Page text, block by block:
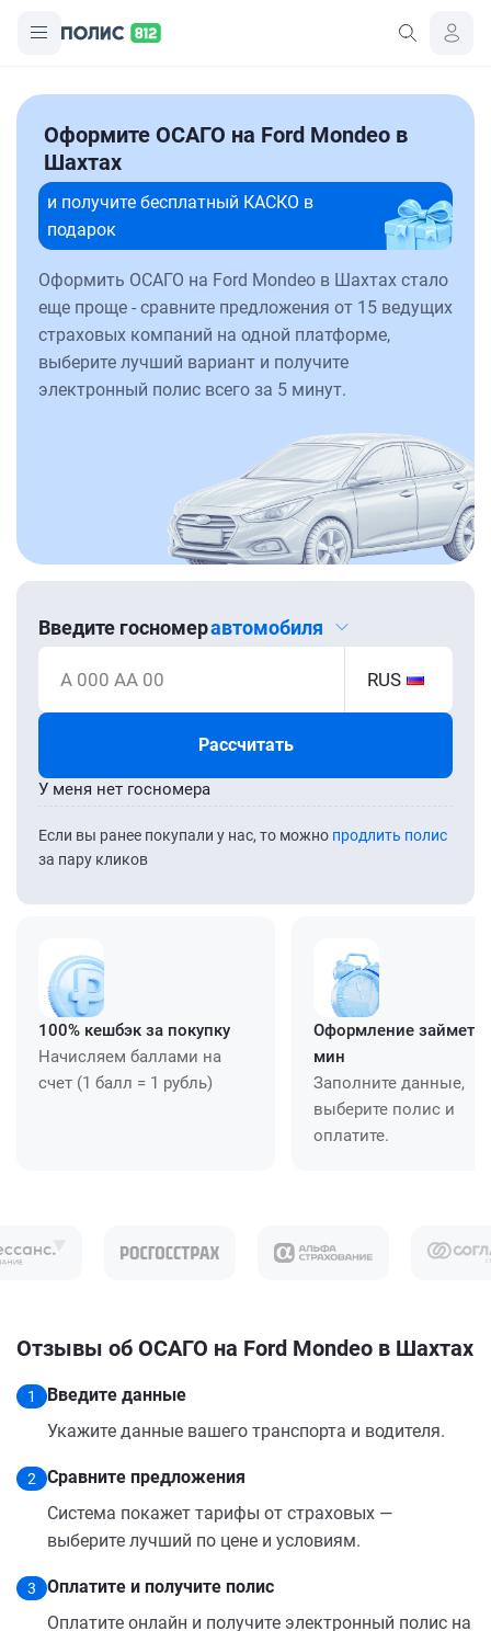
Оформите ОСАГО на Ford Mondeo в
Шахтах
и получите бесплатный КАСКО в
подарок
Оформить ОСАГО на Ford Mondeo в Шахтах стало
еще проще - сравните предложения от 15 ведущих
страховых компаний на одной платформе,
выберите лучший вариант и получите
электронный полис всего за 5 минут.
Введите госномеравтомобиля
А 000 АА 00 RUS
Рассчитать
Если вы ранее покупали у нас, то можно продлить полис
за пару кликов
У меня нет госномера
100% кешбэк за покупку
Начисляем баллами на
счет (1 балл = 1 рубль)
Оформление займет
мин
Заполните данные,
выберите полис и
оплатите.
Отзывы об ОСАГО на Ford Mondeo в Шахтах
1
Введите данные
Укажите данные вашего транспорта и водителя.
2
Сравните предложения
Система покажет тарифы от страховых —
выберите лучший по цене и условиям.
3
Оплатите и получите полис
Оплатите онлайн и получите электронный полис на